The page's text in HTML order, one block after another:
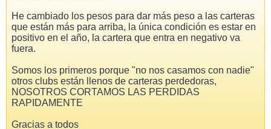
He cambiado los pesos para dar más peso a las carteras
que están más para arriba, la única condición es estar en
positivo en el año, la cartera que entra en negativo va
fuera.
Somos los primeros porque "no nos casamos con nadie"
otros clubs están llenos de carteras perdedoras,
NOSOTROS CORTAMOS LAS PERDIDAS
RAPIDAMENTE
Gracias a todos